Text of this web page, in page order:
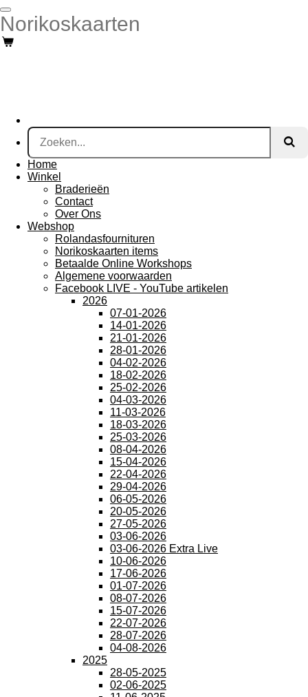
Ga
direct
naar
de
Norikoskaarten
Home
Winkel
Braderieën
Contact
Over Ons
Webshop
Rolandasfournituren
Norikoskaarten items
Betaalde Online Workshops
Algemene voorwaarden
Facebook LIVE - YouTube artikelen
2026
07-01-2026
14-01-2026
21-01-2026
28-01-2026
04-02-2026
18-02-2026
25-02-2026
04-03-2026
11-03-2026
18-03-2026
25-03-2026
08-04-2026
15-04-2026
22-04-2026
29-04-2026
06-05-2026
20-05-2026
27-05-2026
03-06-2026
03-06-2026 Extra Live
10-06-2026
17-06-2026
01-07-2026
08-07-2026
15-07-2026
22-07-2026
28-07-2026
04-08-2026
2025
28-05-2025
02-06-2025